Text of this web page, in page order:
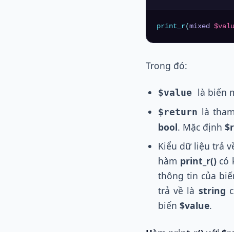
print_r(mixed
Trong đó:
$value là biến
$return là
bool. Mặc định
Kiểu dữ liệu trả
hàm print_r()có
thông tin của
trả về là string
biến $value.